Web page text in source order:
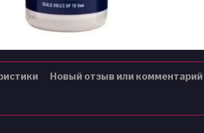
Новый отзыв или комментарий